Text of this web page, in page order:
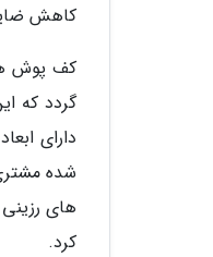
کاهش
کف پوش
گردد که
دارای
شده
های
کرد.